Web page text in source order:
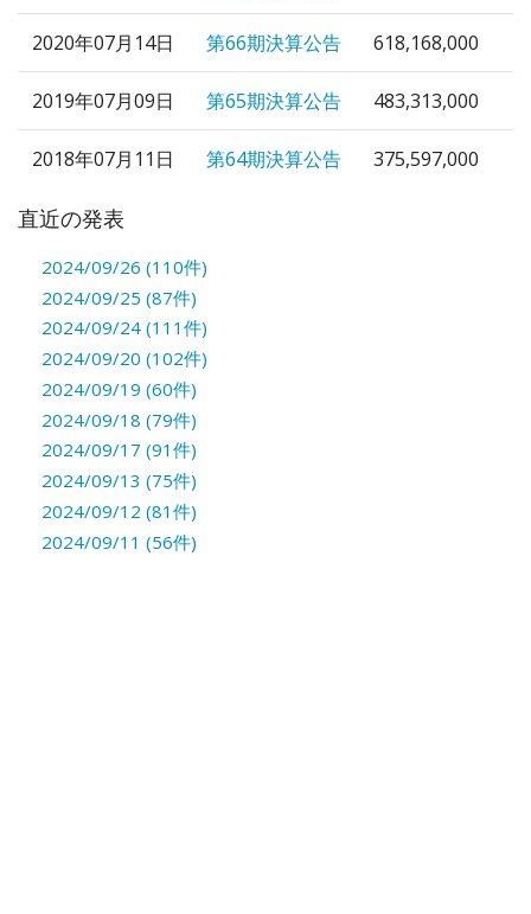
2020年07月14日 第66期決算公告 618,168,000
2019年07月09日 第65期決算公告 483,313,000
2018年07月11日 第64期決算公告 375,597,000
直近の発表
2024/09/26 (110件)
2024/09/25 (87件)
2024/09/24 (111件)
2024/09/20 (102件)
2024/09/19 (60件)
2024/09/18 (79件)
2024/09/17 (91件)
2024/09/13 (75件)
2024/09/12 (81件)
2024/09/11 (56件)